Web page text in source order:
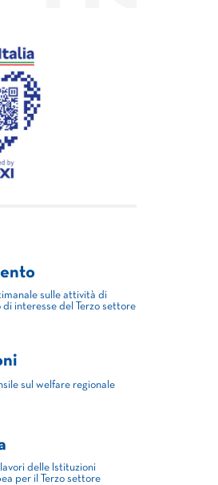
sulle attività di
di interesse del Terzo settore
sul welfare regionale
delle Istituzioni
per il Terzo settore